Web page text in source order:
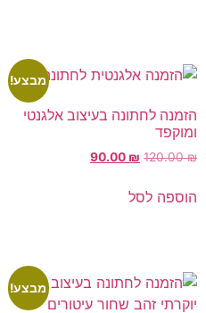
מבצע!
הזמנה לחתונה בעיצוב אלגנטי
ומוקפד
120.00₪
90.00 ₪
הוספה לסל
מבצע!